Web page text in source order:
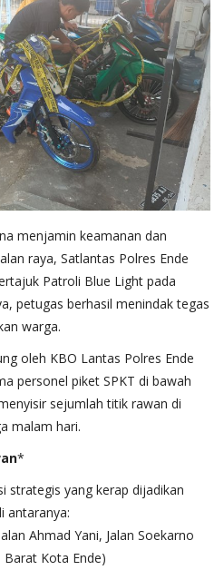
menjamin keamanan dan
raya, Satlantas Polres Ende
Patroli Blue Light pada
petugas berhasil menindak tegas
warga.
oleh KBO Lantas Polres Ende
personel piket SPKT di bawah
sejumlah titik rawan di
malam hari.
*
strategis yang kerap dijadikan
antaranya:
Ahmad Yani, ​Jalan Soekarno
Barat Kota Ende)